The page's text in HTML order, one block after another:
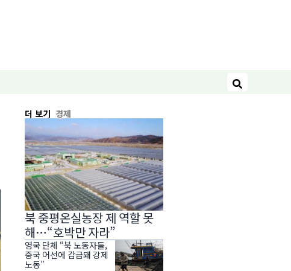
검색
더 보기 경제
북 중평온실농장 제 역할 못
해…“호박만 자라”
영국 단체 “북 노동자들,
중국 어선에 감금돼 강제
노동”